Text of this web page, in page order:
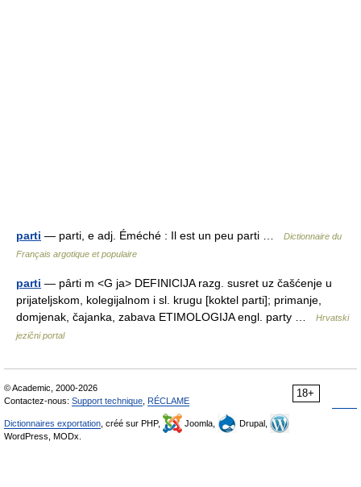
parti — parti, e adj. Éméché : Il est un peu parti …
Dictionnaire du
Français argotique et populaire
parti — pȃrti m <G ja> DEFINICIJA razg. susret uz čašćenje u
prijateljskom, kolegijalnom i sl. krugu [koktel parti]; primanje,
domjenak, čajanka, zabava ETIMOLOGIJA engl. party …
Hrvatski
jezični portal
18+
© Academic, 2000-2026
Contactez-nous: Support technique RÉCLAME
Dictionnaires exportation , créé sur PHP, Joomla,
Drupal,
WordPress, MODx.